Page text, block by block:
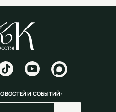
И СОБЫТИЙ: